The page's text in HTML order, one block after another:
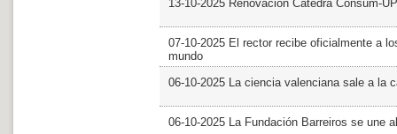
13-10-2025 Renovación Cátedra Consum-
07-10-2025 El rector recibe oficialmente a
mundo
06-10-2025 La ciencia valenciana sale a la
06-10-2025 La Fundación Barreiros se une